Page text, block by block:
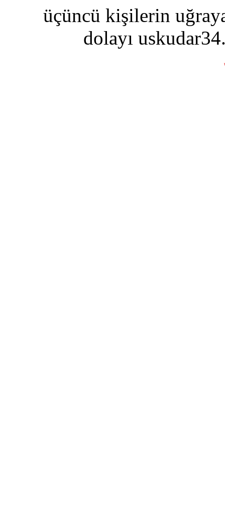
üçüncü kişilerin
dolayı